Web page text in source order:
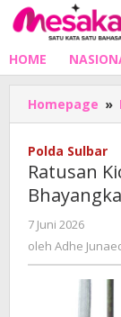
Lewati
ke
HOME
Homepage »
Polda Sulbar
Ratusan
7 Juni 2026
oleh Adhe